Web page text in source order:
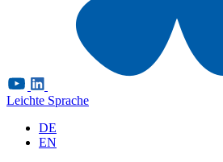
Leichte Sprache
DE
EN